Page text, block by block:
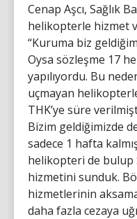
Cenap Aşcı, Sağlık
helikopterle hizmet
“Kuruma biz
Oysa sözleşme 17
yapılıyordu. Bu
uçmayan
THK’ye süre
Bizim geldiğimizde
sadece 1 hafta
helikopteri de bulup
hizmetini sunduk.
hizmetlerinin
daha fazla cezaya